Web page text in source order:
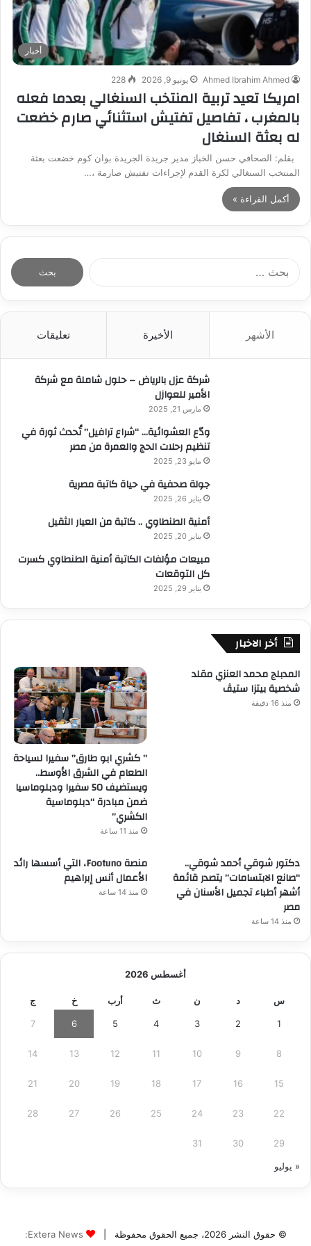
أخبار
Ahmed Ibrahim Ahmed يونيو 9, 2026 228
امريكا تعيد تربية المنتخب السنغالي بعدما فعله
بالمغرب ، تفاصيل تفتيش استثنائي صارم خضعت
له بعثة السنغال
بقلم: الصحافي حسن الخباز مدير جريدة الجريدة بوان كوم خضعت بعثة
المنتخب السنغالي لكرة القدم لإجراءات تفتيش صارمة ،…
أكمل القراءة »
ح
الأشهر الأخيرة تعليقات
شركة عزل بالرياض – حلول شاملة مع شركة
الأمير للعوازل
مارس 21, 2025
ودّع العشوائية… “شراع ترافيل” تُحدث ثورة في
تنظيم رحلات الحج والعمرة من مصر
مايو 23, 2025
جولة صحفية في حياة كاتبة مصرية
يناير 26, 2025
أمنية الطنطاوي .. كاتبة من العيار الثقيل
يناير 20, 2025
مبيعات مؤلفات الكاتبة أمنية الطنطاوي كسرت
كل التوقعات
يناير 29, 2025
أخر الاخبار
المدبلج محمد العنزي مقلد
شخصية بيتزا ستيڤ
منذ 16 دقيقة
” كشري ابو طارق” سفيرا لسياحة
الطعام في الشرق الأوسط..
ويستضيف 50 سفيرا ودبلوماسيا
ضمن مبادرة “دبلوماسية
الكشري”
منذ 11 ساعة
دكتور شوقي أحمد شوقي..
“صانع الابتسامات” يتصدر قائمة
أشهر أطباء تجميل الأسنان في
مصر
منذ 14 ساعة
منصة Footuno، التي أسسها رائد
الأعمال أنس إبراهيم
منذ 14 ساعة
أغسطس 2026
س د ن ث أرب خ ج
1
2
3
4
5
6
7
8
9
10
11
12
13
14
15
16
17
18
19
20
21
22
23
24
25
26
27
28
29
30
31
« يوليو
© حقوق النشر 2026، جميع الحقوق محفوظة | Extera News: